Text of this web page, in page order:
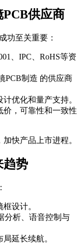
供应商
功至关重要：
、IPC、RoHS等资
制造 的供应商
优化和量产支持。
，可靠性和一致性
快产品上市进程。
趋势
设计。
析、语音控制与
延长续航。